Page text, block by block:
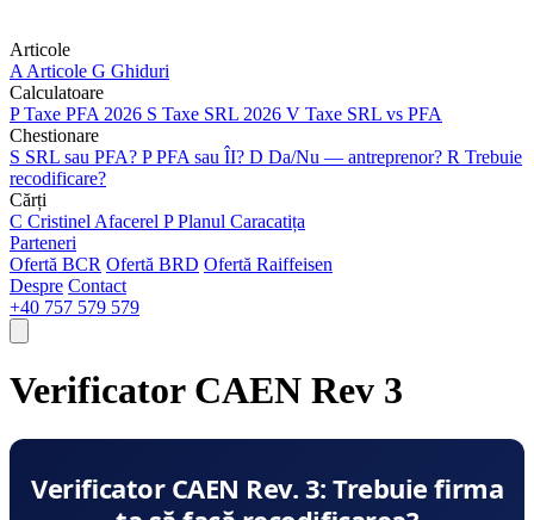
Articole
A Articole G Ghiduri
Calculatoare
PTaxe PFA 2026 S Taxe SRL 2026 V Taxe SRL vs PFA
Chestionare
S SRL sau PFA? PPFA sau ÎI? D Da/Nu — antreprenor? R Trebuie
recodificare?
Cărți
C Cristinel Afacerel PPlanul Caracatița
Parteneri
Ofertă BCR Ofertă BRD Ofertă Raiffeisen
Despre Contact
+40 757 579 579
Verificator CAEN Rev 3
Verificator CAEN Rev. 3: Trebuie firma